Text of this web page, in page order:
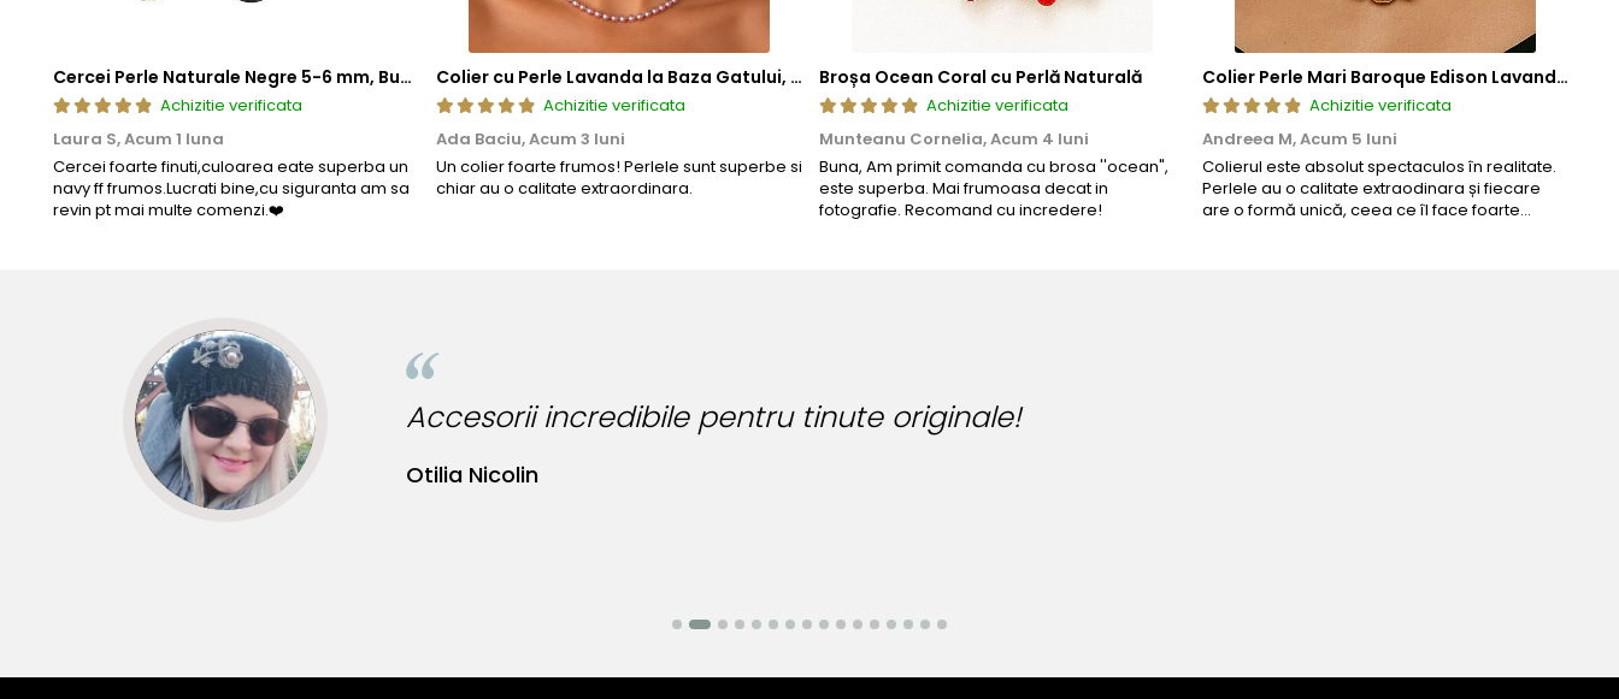
Cercei Perle Naturale Negre 5-6 mm, Buton AAA, Aur 14K (aur 585), Tip Șurub | KASKADDA®
Achizitie verificata
Laura S,Acum 1 luna
Cercei foarte finuti,culoarea eate superba un
navy ff frumos.Lucrati bine,cu siguranta am sa
revin pt mai multe comenzi.❤️
Colier cu Perle Lavanda la Baza Gatului, de 4-5 mm, Perle Rare, Calitate AAA+, Aur 14K | KASKADDA®
Achizitie verificata
Ada Baciu,Acum 3 luni
Un colier foarte frumos! Perlele sunt superbe si
chiar au o calitate extraordinara.
Broșa Ocean Coral cu Perlă Naturală
Achizitie verificata
Munteanu Cornelia,Acum 4 luni
Buna, Am primit comanda cu brosa ''ocean",
este superba. Mai frumoasa decat in
fotografie. Recomand cu incredere!
Colier Perle Mari Baroque Edison Lavandă, Calitatea AAA, Aur 14K | KASKADDA®
Achizitie verificata
Andreea M,Acum 5 luni
Colierul este absolut spectaculos în realitate.
Perlele au o calitate extraodinara și fiecare
are o formă unică, ceea ce îl face foarte
Bianca Manea-Mocan
Bijuteria perfecta pentru ziua perfecta!